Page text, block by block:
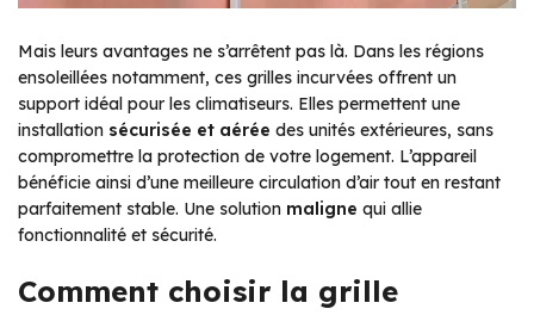
Mais leurs avantages ne s’arrêtent pas là. Dans les régions
ensoleillées notamment, ces grilles incurvées offrent un
support idéal pour les climatiseurs. Elles permettent une
installation sécurisée et aérée des unités extérieures, sans
compromettre la protection de votre logement. L’appareil
bénéficie ainsi d’une meilleure circulation d’air tout en restant
parfaitement stable. Une solution maligne qui allie
fonctionnalité et sécurité.
Comment choisir la grille